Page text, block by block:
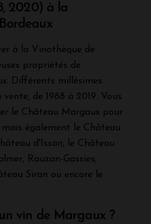
2020) à la
à la Vinothèque de
propriétés de
Différents millésimes
de 1988 à 2019. Vous
le Château Margaux pour
mais également le Château
d'Issan, le Château
Rauzan-Gassies,
Siran ou encore le
vin de Margaux ?